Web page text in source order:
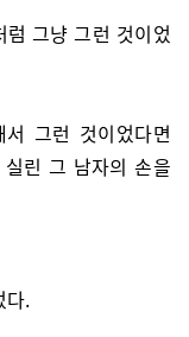
그냥 그런 것이었
그런 것이었다면
린 그 남자의 손을
다.